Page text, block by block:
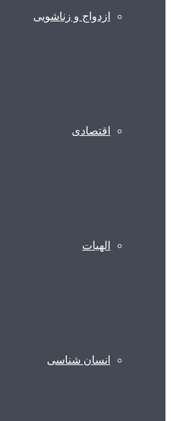
ازدواج و زناشویی
اقتصادی
الهیات
انسان شناسی